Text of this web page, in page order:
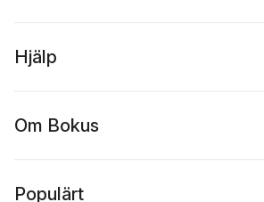
Hjälp
Om Bokus
Populärt